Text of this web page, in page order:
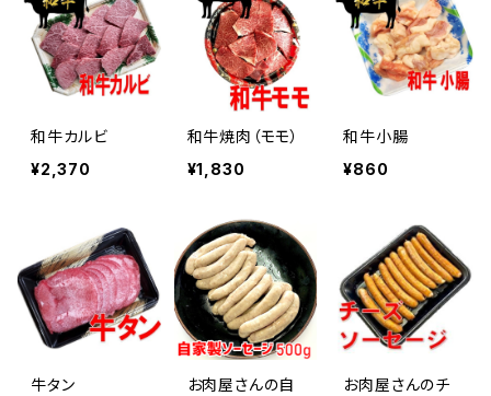
和牛カルビ
¥2,370
和牛焼肉（モモ）
¥1,830
和牛小腸
¥860
牛タン
お肉屋さんの自
お肉屋さんのチ